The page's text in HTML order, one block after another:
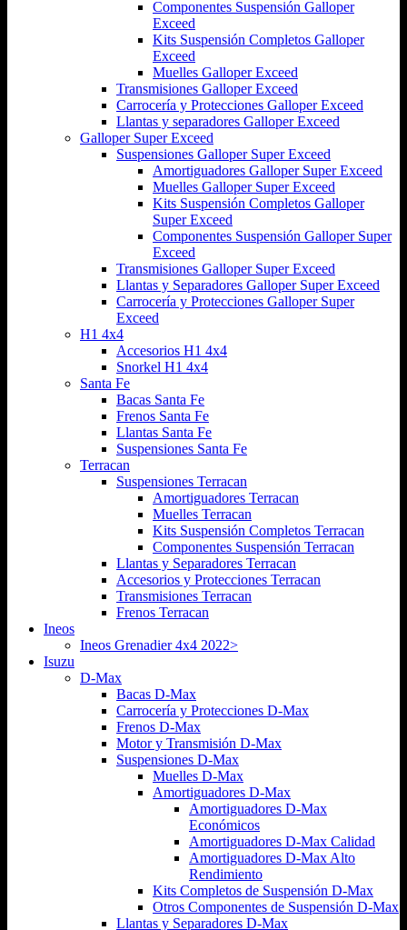
Componentes Suspensión Galloper
Exceed
Kits Suspensión Completos Galloper
Exceed
Muelles Galloper Exceed
Transmisiones Galloper Exceed
Carrocería y Protecciones Galloper Exceed
Llantas y separadores Galloper Exceed
Galloper Super Exceed
Suspensiones Galloper Super Exceed
Amortiguadores Galloper Super Exceed
Muelles Galloper Super Exceed
Kits Suspensión Completos Galloper
Super Exceed
Componentes Suspensión Galloper Super
Exceed
Transmisiones Galloper Super Exceed
Llantas y Separadores Galloper Super Exceed
Carrocería y Protecciones Galloper Super
Exceed
H1 4x4
Accesorios H1 4x4
Snorkel H1 4x4
Santa Fe
Bacas Santa Fe
Frenos Santa Fe
Llantas Santa Fe
Suspensiones Santa Fe
Terracan
Suspensiones Terracan
Amortiguadores Terracan
Muelles Terracan
Kits Suspensión Completos Terracan
Componentes Suspensión Terracan
Llantas y Separadores Terracan
Accesorios y Protecciones Terracan
Transmisiones Terracan
Frenos Terracan
Ineos
Ineos Grenadier 4x4 2022>
Isuzu
D-Max
Bacas D-Max
Carrocería y Protecciones D-Max
Frenos D-Max
Motor y Transmisión D-Max
Suspensiones D-Max
Muelles D-Max
Amortiguadores D-Max
Amortiguadores D-Max
Económicos
Amortiguadores D-Max Calidad
Amortiguadores D-Max Alto
Rendimiento
Kits Completos de Suspensión D-Max
Otros Componentes de Suspensión D-Max
Llantas y Separadores D-Max